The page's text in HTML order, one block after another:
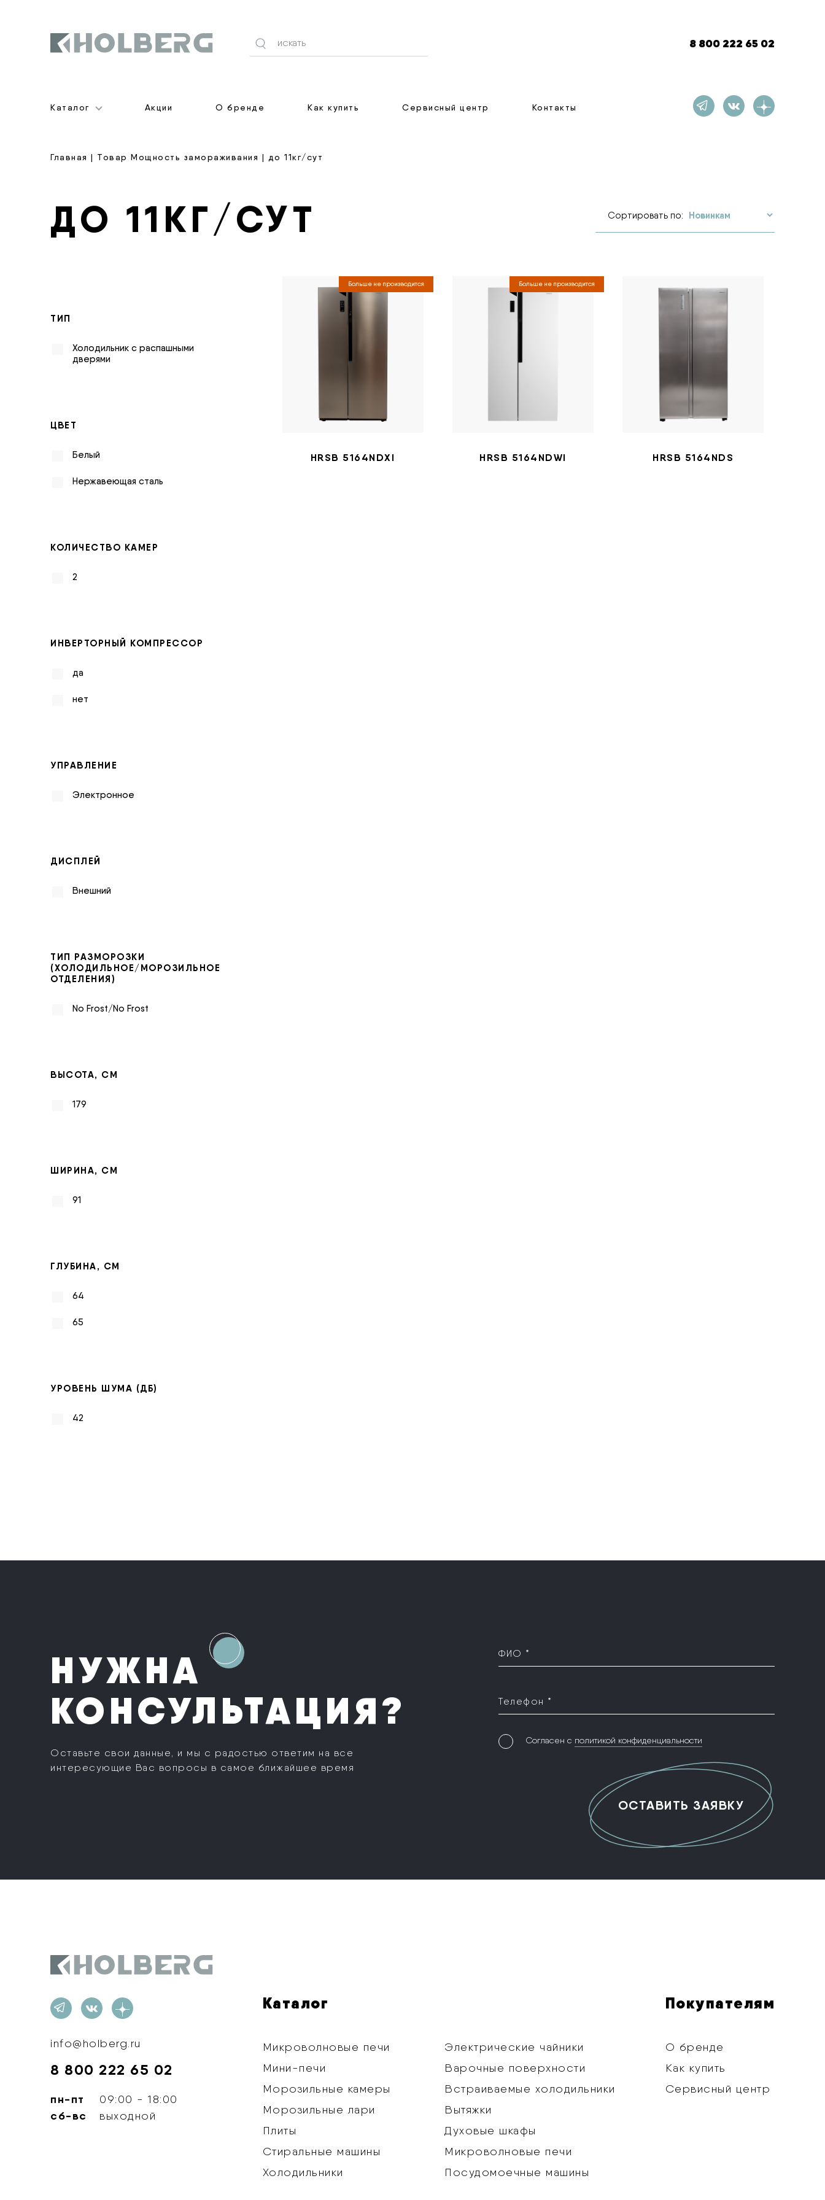
8 800 222 65 02
Каталог Акции О бренде Как купить Сервисный центр Контакты
Главная | Товар Мощность замораживания | до 11кг/сут
ДО 11КГ/СУТ
ТИП
Холодильник с распашными
дверями
ЦВЕТ
Белый
Нержавеющая сталь
КОЛИЧЕСТВО КАМЕР
2
ИНВЕРТОРНЫЙ КОМПРЕССОР
да
нет
УПРАВЛЕНИЕ
Электронное
ДИСПЛЕЙ
Внешний
ТИП РАЗМОРОЗКИ
(ХОЛОДИЛЬНОЕ/МОРОЗИЛЬНОЕ
ОТДЕЛЕНИЯ)
No Frost/No Frost
ВЫСОТА, СМ
179
ШИРИНА, СМ
91
ГЛУБИНА, СМ
64
65
УРОВЕНЬ ШУМА (ДБ)
42
Сортировать по:
Больше не производится
HRSB 5164NDXI
Больше не производится
HRSB 5164NDWI HRSB 5164NDS
НУЖНА
КОНСУЛЬТАЦИЯ?
Оставьте свои данные, и мы с радостью ответим на все
интересующие Вас вопросы в самое ближайшее время
ФИО *
Телефон *
Согласен с политикой конфиденциальности
info@holberg.ru
8 800 222 65 02
пн-пт 09:00 - 18:00
сб-вс выходной
Каталог
Микроволновые печи
Мини-печи
Морозильные камеры
Морозильные лари
Плиты
Стиральные машины
Холодильники
Электрические чайники
Варочные поверхности
Встраиваемые холодильники
Вытяжки
Духовые шкафы
Микроволновые печи
Посудомоечные машины
Покупателям
О бренде
Как купить
Сервисный центр